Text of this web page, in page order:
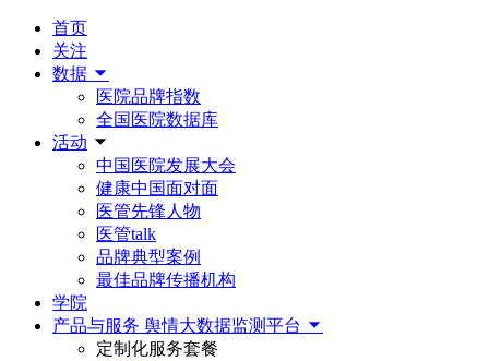
首页
关注
数据
医院品牌指数
全国医院数据库
活动
中国医院发展大会
健康中国面对面
医管先锋人物
医管talk
品牌典型案例
最佳品牌传播机构
学院
产品与服务 舆情大数据监测平台
定制化服务套餐